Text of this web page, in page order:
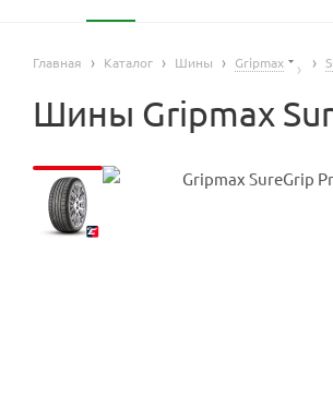
Главная Каталог Шины Gripmax
Шины Gripmax